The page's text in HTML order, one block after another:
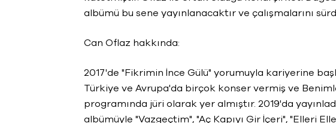
albümü bu sene yayınlanacaktır ve çalışmalarını
Can Oflaz hakkında:
2017'de "Fikrimin İnce Gülü" yorumuyla kariyerine
Türkiye ve Avrupa'da birçok konser vermiş ve
programında jüri olarak yer almıştır. 2019'da
albümüyle "Vazgeçtim", "Aç Kapıyı Gir İçeri", "Elleri